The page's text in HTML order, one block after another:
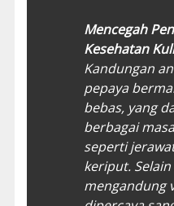
Mencegah
Kesehatan
Kandungan
pepaya
bebas, yang
berbagai
seperti
keriput.
mengandung